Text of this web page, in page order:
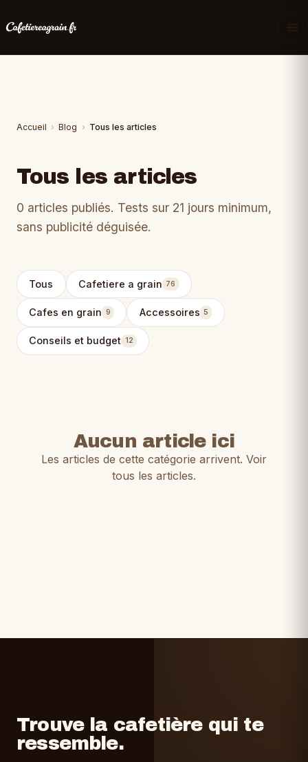
Accueil › Blog › Tous les articles
Tous les articles
0 articles publiés. Tests sur 21 jours minimum,
sans publicité déguisée.
Tous Cafetiere a grain 76
Cafes en grain 9 Accessoires 5
Conseils et budget 12
Aucun article ici
Les articles de cette catégorie arrivent. Voir
tous les articles.
Trouve la cafetière qui te
ressemble.